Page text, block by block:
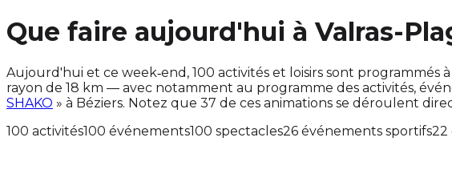
Que faire aujourd'hui à Valras-
Aujourd'hui et ce week‑end, 100 activités et loisirs sont
rayon de 18 km — avec notamment au programme des activités,
SHAKO » à Béziers. Notez que 37 de ces animations se déroulent
100 activités100 événements100 spectacles26 événements sportifs22